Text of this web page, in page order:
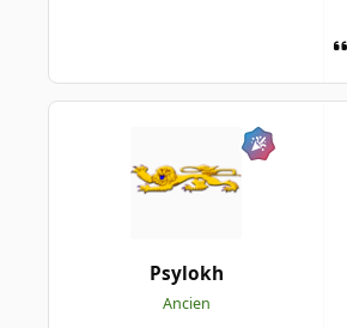
Psylokh
Ancien